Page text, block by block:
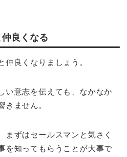
良くなる
仲良くなりましょう。
い意志を伝えても、なかなか
きません。
まずはセールスマンと気さく
を知ってもらうことが大事で